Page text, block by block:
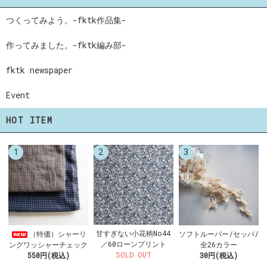
つくってみよう。-fktk作品集-
作ってみました。-fktk編み部-
fktk newspaper
Event
HOT ITEM
1
（特価）シャーリ
ングワッシャーチェック
550円(税込)
2
甘すぎない小花柄No44
／60ローンプリント
SOLD OUT
3
ソフトルーパー/セッパ/
全26カラー
30円(税込)